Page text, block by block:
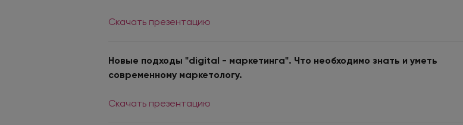
Скачать презентацию
Новые подходы "digital - маркетинга". Что необходимо знать и уметь
современному маркетологу.
Скачать презентацию